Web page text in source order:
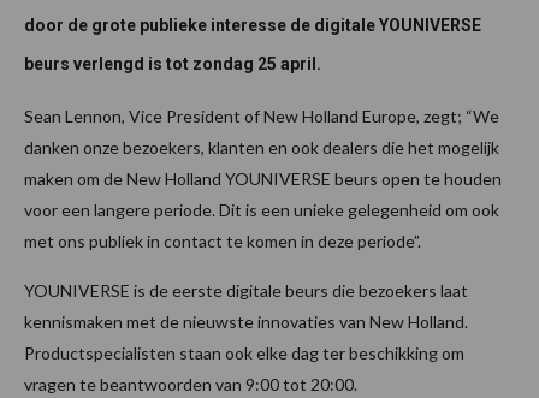
door de grote publieke interesse de digitale YOUNIVERSE
beurs verlengd is tot zondag 25 april.
Sean Lennon, Vice President of New Holland Europe, zegt; “We
danken onze bezoekers, klanten en ook dealers die het mogelijk
maken om de New Holland YOUNIVERSE beurs open te houden
voor een langere periode. Dit is een unieke gelegenheid om ook
met ons publiek in contact te komen in deze periode”.
YOUNIVERSE is de eerste digitale beurs die bezoekers laat
kennismaken met de nieuwste innovaties van New Holland.
Productspecialisten staan ook elke dag ter beschikking om
vragen te beantwoorden van 9:00 tot 20:00.